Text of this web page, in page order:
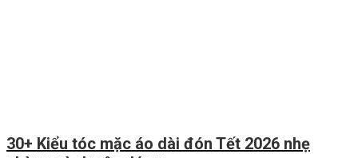
30+ Kiểu tóc mặc áo dài đón Tết 2026 nhẹ